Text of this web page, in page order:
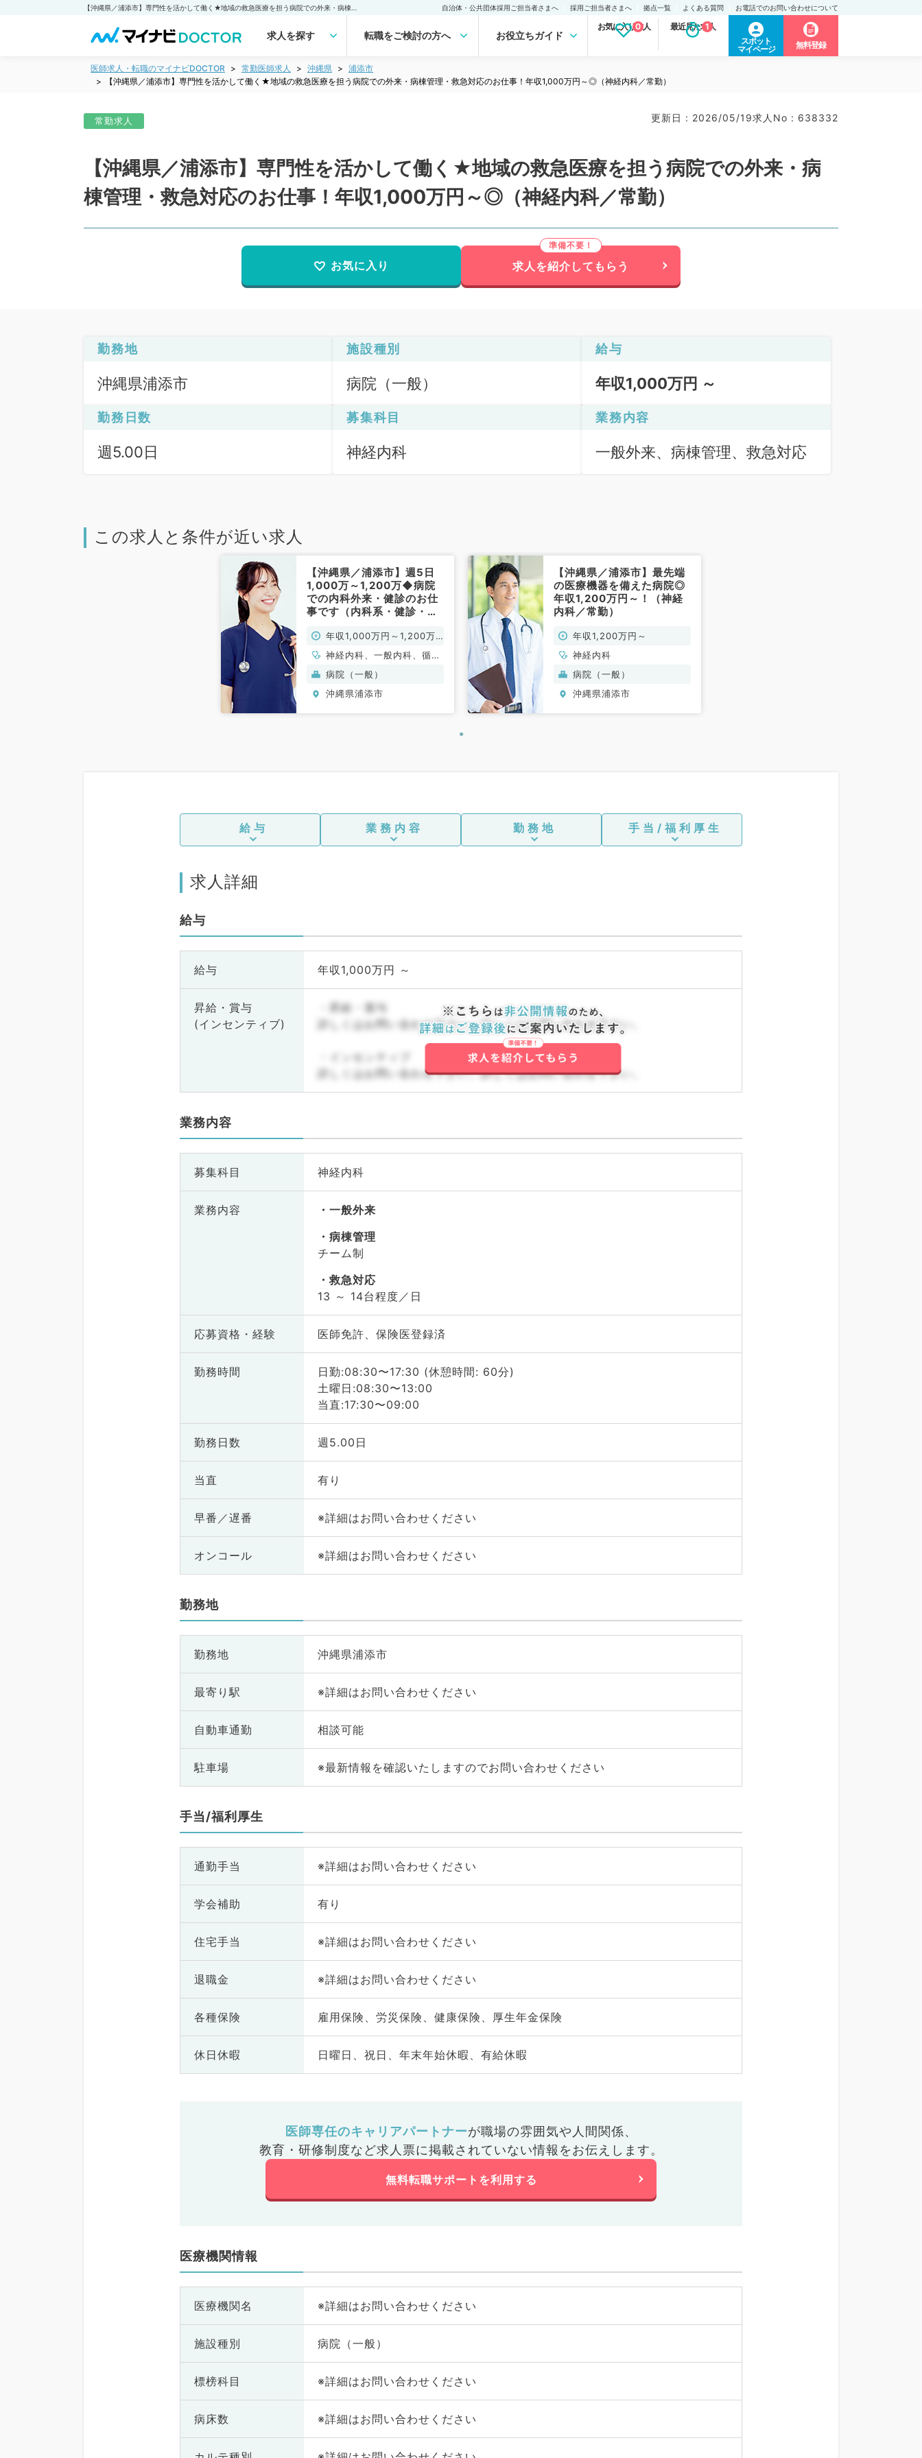
自治体・公共団体採用ご担当者さまへ 採用ご担当者さまへ 拠点一覧 よくある質問 お電話でのお問い合わせについて
求人を探す 転職をご検討の方へ お役立ちガイド
お気に入り求人
0 最近見た求人
1
スポット
マイページ
無料登録
医師求人・転職のマイナビDOCTOR 常勤医師求人 沖縄県
浦添市
【沖縄県／浦添市】専門性を活かして働く★地域の救急医療を担う病院での外来・病棟管理・救急対応のお仕事！年収1,000万円～◎（神経内科／常勤）
常勤求人 更新日 : 2026/05/19求人No : 638332
【沖縄県／浦添市】専門性を活かして働く★地域の救急医療を担う病院での外来・病
棟管理・救急対応のお仕事！年収1,000万円～◎（神経内科／常勤）
お気に入り 求人を紹介してもらう
勤務地
沖縄県浦添市
施設種別
病院（一般）
給与
年収1,000万円 ～
勤務日数
週5.00日
募集科目
神経内科
業務内容
一般外来、病棟管理、救急対応
この求人と条件が近い求人
【沖縄県／浦添市】週5日
1,000万～1,200万◆病院
での内科外来・健診のお仕
事です（内科系・健診・人
年収1,000万円～1,200万
円
神経内科、一般内科、循環
器内科、呼吸器内科、消化
器内科、内分泌・代謝内
科、腎臓内科、老年内科、
病院（一般）
沖縄県浦添市
【沖縄県／浦添市】最先端
の医療機器を備えた病院◎
年収1,200万円～！（神経
内科／常勤）
年収1,200万円～
神経内科
病院（一般）
沖縄県浦添市
給与 業務内容 勤務地 手当/福利厚生
求人詳細
給与
給与 年収1,000万円 ～
昇給・賞与
(インセンティブ)
・昇給・賞与
詳しくはお問い合わせ下さい。詳しくはお問い合わせ下さい。
・インセンティブ
詳しくはお問い合わせ下さい。詳しくはお問い合わせ下さい。
業務内容
募集科目 神経内科
業務内容
一般外来
病棟管理
チーム制
救急対応
13 ～ 14台程度／日
応募資格・ 経験 医師免許、保険医登録済
勤務時間
日勤:08:30〜17:30 (休憩時間: 60分)
土曜日:08:30〜13:00
当直:17:30〜09:00
勤務日数 週5.00日
当直 有り
早番／遅番 ※詳細はお問い合わせください
オンコール ※詳細はお問い合わせください
勤務地
勤務地 沖縄県浦添市
最寄り駅 ※詳細はお問い合わせください
自動車通勤 相談可能
駐車場 ※最新情報を確認いたしますのでお問い合わせください
手当/福利厚生
通勤手当 ※詳細はお問い合わせください
学会補助 有り
住宅手当 ※詳細はお問い合わせください
退職金 ※詳細はお問い合わせください
各種保険 雇用保険、労災保険、健康保険、厚生年金保険
休日休暇 日曜日、祝日、年末年始休暇、有給休暇
医師専任のキャリアパートナーが職場の雰囲気や人間関係、
教育・研修制度など求人票に掲載されていない情報をお伝えします。
無料転職サポートを利用する
医療機関情報
医療機関名 ※詳細はお問い合わせください
施設種別 病院（一般）
標榜科目 ※詳細はお問い合わせください
病床数 ※詳細はお問い合わせください